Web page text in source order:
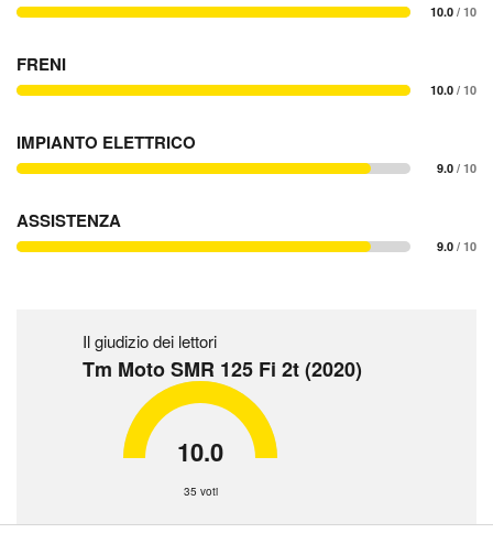
10.0 / 10
FRENI
10.0 / 10
IMPIANTO ELETTRICO
9.0 / 10
ASSISTENZA
9.0 / 10
Il giudizio dei lettori
Tm Moto SMR 125 Fi 2t (2020)
10.0
35 voti